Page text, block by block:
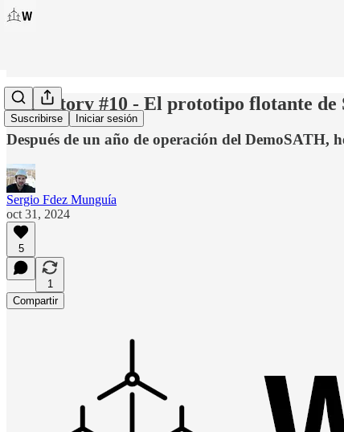
Suscribirse Iniciar sesión
Windstory #10 - El prototipo flotante de
Después de un año de operación del DemoSATH,
Sergio Fdez Munguía
oct 31, 2024
5
1
Compartir